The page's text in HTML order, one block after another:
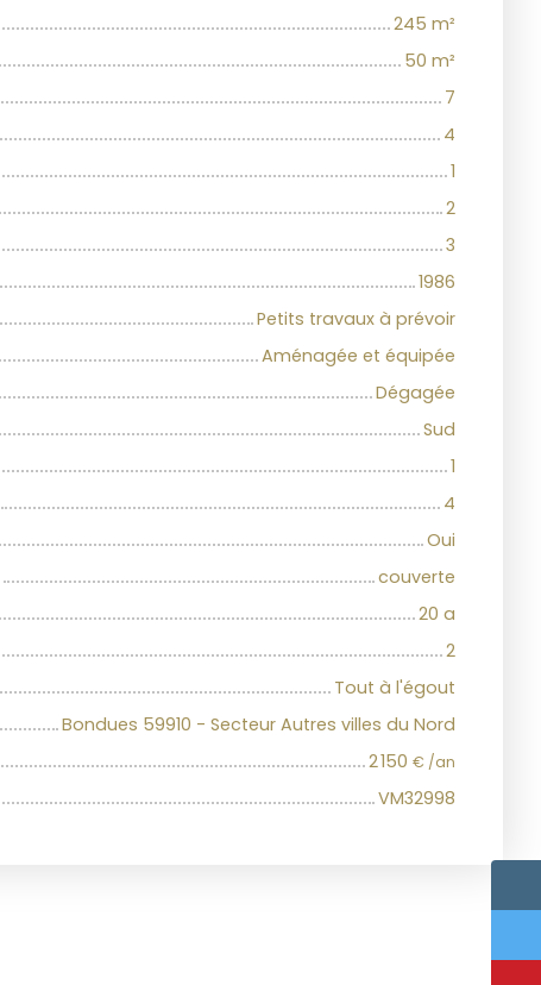
245 m²
50 m²
7
4
1
2
3
1986
Petits travaux à prévoir
Aménagée et équipée
Dégagée
Sud
1
4
Oui
couverte
20 a
2
Tout à l'égout
Bondues 59910 - Secteur Autres villes du Nord
2 150 € /an
VM32998